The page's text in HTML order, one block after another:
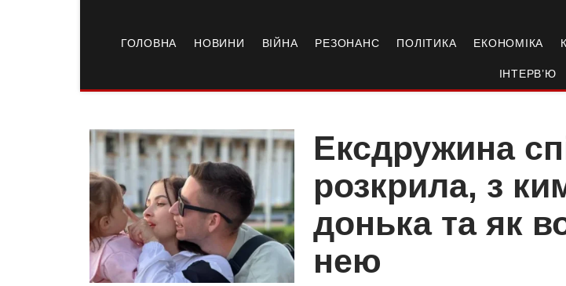
ГОЛОВНА НОВИНИ ВІЙНА РЕЗОНАНС ПОЛІТИКА ЕКОНОМІКА
ІНТЕРВ’Ю
Ексдружина
розкрила, з
донька та як
нею